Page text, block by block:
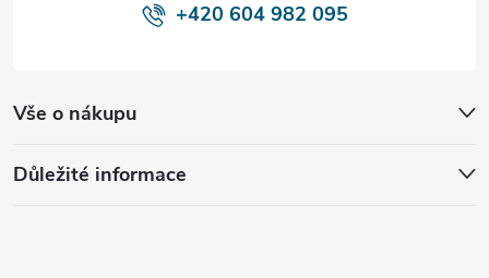
+420 604 982 095
Vše o nákupu
Důležité informace